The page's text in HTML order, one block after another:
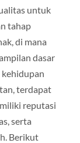
untuk
tahap
di mana
dasar
terdapat
reputasi
serta
Berikut